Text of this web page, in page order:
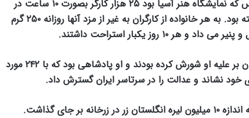
6.داریوش بزرگ برای ساخت کاخ پرسپولیس که نمایشگاه هنر آسیا بود ۲۵ هزار کارگر بصورت ۱۰ ساعت در
تابستان و ۸ ساعت در زمستان به کار گماشته بود. به هر خانواده از کارگران به غیر از مزد آنها روزانه ۲۵۰ گرم
۱۰ روز یکبار استراحت داشتند.
7. در طول سلطنت داریوش بزرگ ۲۴۲ حکمران بر علیه او شورش کرده بودند و او پادشاهی بود که با ۲۴۲ مورد
خود نشاند و عدالت را در سرتاسر ایران گسترش داد.